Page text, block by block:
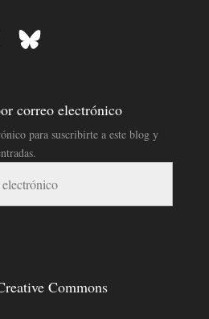
Bluesky
correo electrónico
para suscribirte a este blog y
Commons